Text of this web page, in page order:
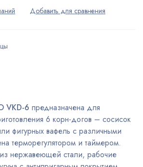
VKD-6 предназначена для
6 корн-догов – сосисок
фигурных вафель с различными
терморегулятором и таймером.
нержавеющей стали, рабочие